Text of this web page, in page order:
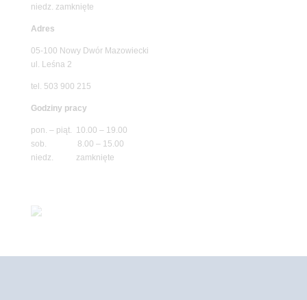
niedz. zamknięte
Adres
05-100 Nowy Dwór Mazowiecki
ul. Leśna 2
tel. 503 900 215
Godziny pracy
pon. – piąt. 10.00 – 19.00
sob. 8.00 – 15.00
niedz. zamknięte